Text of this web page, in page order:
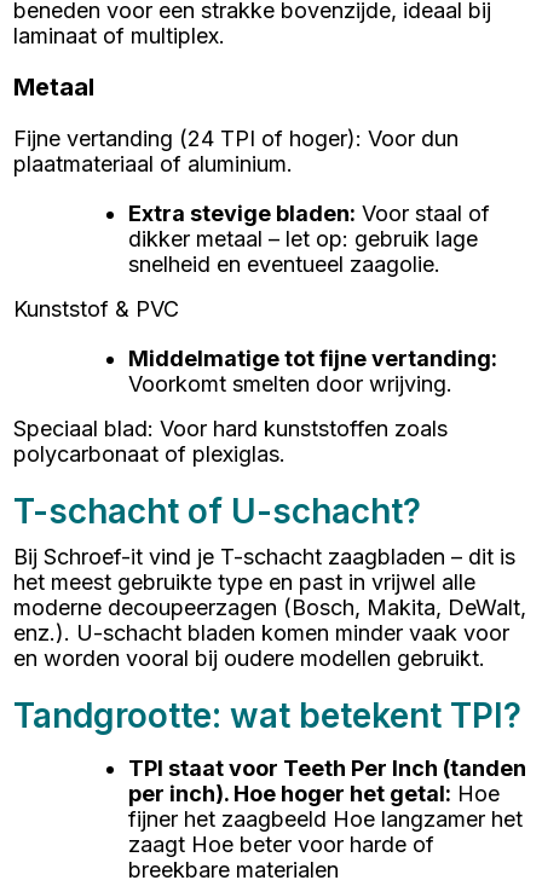
beneden voor een strakke bovenzijde, ideaal bij
laminaat of multiplex.
Metaal
Fijne vertanding (24 TPI of hoger): Voor dun
plaatmateriaal of aluminium.
Extra stevige bladen: Voor staal of
dikker metaal – let op: gebruik lage
snelheid en eventueel zaagolie.
Kunststof & PVC
Middelmatige tot fijne vertanding:
Voorkomt smelten door wrijving.
Speciaal blad: Voor hard kunststoffen zoals
polycarbonaat of plexiglas.
T-schacht of U-schacht?
Bij Schroef-it vind je T-schacht zaagbladen – dit is
het meest gebruikte type en past in vrijwel alle
moderne decoupeerzagen (Bosch, Makita, DeWalt,
enz.). U-schacht bladen komen minder vaak voor
en worden vooral bij oudere modellen gebruikt.
Tandgrootte: wat betekent TPI?
TPI staat voor Teeth Per Inch (tanden
per inch). Hoe hoger het getal: Hoe
fijner het zaagbeeld Hoe langzamer het
zaagt Hoe beter voor harde of
breekbare materialen